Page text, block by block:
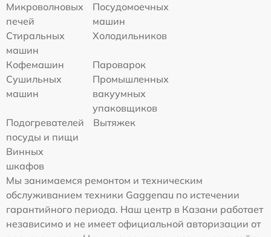
Микроволновых
печей
Посудомоечных
машин
Стиральных
машин
Холодильников
Кофемашин
Пароварок
Сушильных
машин
Промышленных
вакуумных
упаковщиков
Подогревателей
посуды и пищи
Вытяжек
Винных
шкафов
Мы занимаемся ремонтом и техническим
обслуживанием техники Gaggenau по истечении
гарантийного периода. Наш центр в Казани работает
независимо и не имеет официальной авторизации от